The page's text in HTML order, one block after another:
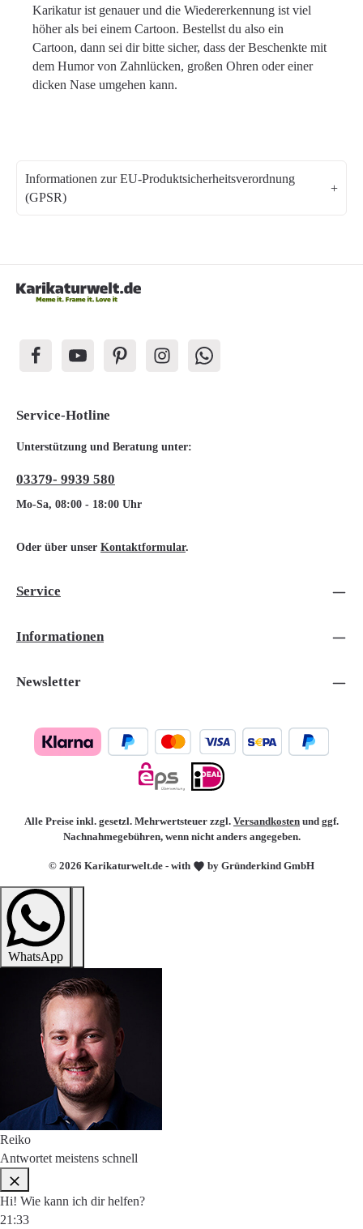
Karikatur ist genauer und die Wiedererkennung ist viel
höher als bei einem Cartoon. Bestellst du also ein
Cartoon, dann sei dir bitte sicher, dass der Beschenkte mit
dem Humor von Zahnlücken, großen Ohren oder einer
dicken Nase umgehen kann.
Informationen zur EU-Produktsicherheitsverordnung
(GPSR)
Service-Hotline
Unterstützung und Beratung unter:
03379- 9939 580
Mo-Sa, 08:00 - 18:00 Uhr
Oder über unser Kontaktformular.
Service
Informationen
Newsletter
© 2026 Karikaturwelt.de - with by Gründerkind GmbH
Alle Preise inkl. gesetzl. Mehrwertsteuer zzgl. Versandkosten und ggf.
Nachnahmegebühren, wenn nicht anders angegeben.
WhatsApp
Reiko
Antwortet meistens schnell
Hi! Wie kann ich dir helfen?
21:33